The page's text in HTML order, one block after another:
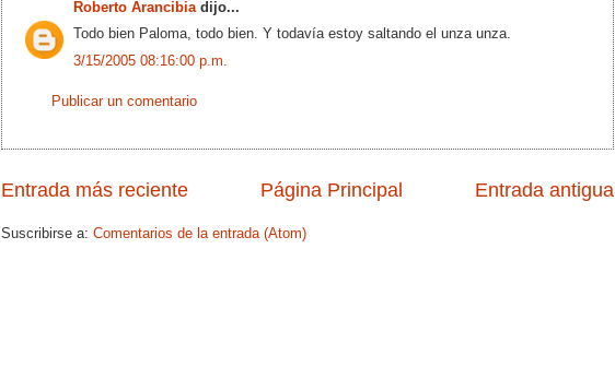
Roberto Arancibia dijo...
Todo bien Paloma, todo bien. Y todavía estoy saltando el unza unza.
3/15/2005 08:16:00 p.m.
Publicar un comentario
Entrada más reciente Entrada antigua
Página Principal
Suscribirse a: Comentarios de la entrada (Atom)